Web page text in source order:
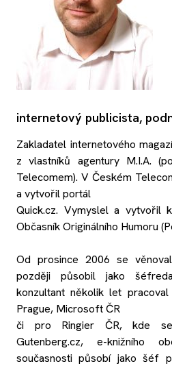
internetový publicista,
Zakladatel internetového
z vlastníků agentury M.I.A.
Telecomem). V Českém
a vytvořil portál
Quick.cz. Vymyslel a vytvořil
Občasník Originálního Humoru
Od prosince 2006 se
později působil jako
konzultant několik let
Prague, Microsoft ČR
či pro Ringier ČR, kde
Gutenberg.cz, e-knižního
současnosti působí jako šéf